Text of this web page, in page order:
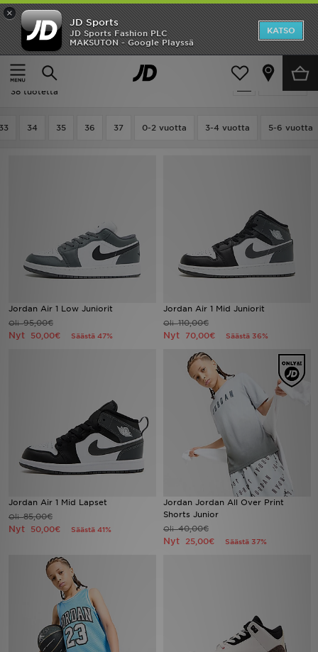
×
JD Sports
JD Sports Fashion PLC
MAKSUTON - Google Playssä
KATSO
Etusivu
Lapset
Suodata
Ale | Lapset - Jordan
38 tuotetta
34 35 36 37 0-2 vuotta 3-4 vuotta 5-6 vuotta
Jordan Air 1 Low Juniorit
Oli95,00€
Nyt 50,00€ Säästä 47%
Jordan Air 1 Mid Juniorit
Oli110,00€
Nyt 70,00€ Säästä 36%
Jordan Air 1 Mid Lapset
Oli85,00€
Nyt 50,00€ Säästä 41%
Jordan Jordan All Over Print
Shorts Junior
Oli40,00€
Nyt 25,00€ Säästä 37%
Etusivu
Ale
Uutuudet
Tuotemerkit
Minun viestini